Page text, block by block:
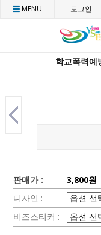
CMENU 로그인
학교폭력예
판매가 :
3,800원
디자인 :
비즈스티커 :